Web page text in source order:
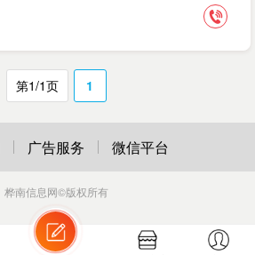
第1/1页 1
广告服务 微信平台
桦南信息网©版权所有